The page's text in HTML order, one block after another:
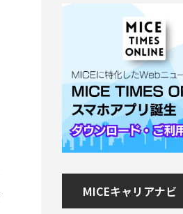
MICEキャリアナビ